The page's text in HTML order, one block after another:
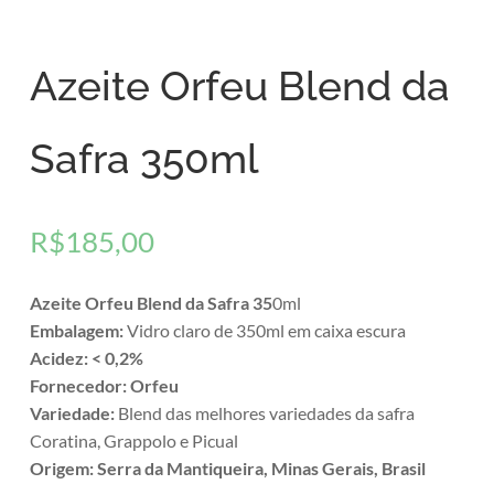
Azeite Orfeu Blend da
Safra 350ml
R$185,00
Azeite Orfeu Blend da Safra 350ml
Embalagem:Vidro claro de 350ml em caixa escura
Acidez: < 0,2%
Fornecedor: Orfeu
Variedade: Blend das melhores variedades da safra
Coratina, Grappolo e Picual
Origem: Serra da Mantiqueira, Minas Gerais, Brasil